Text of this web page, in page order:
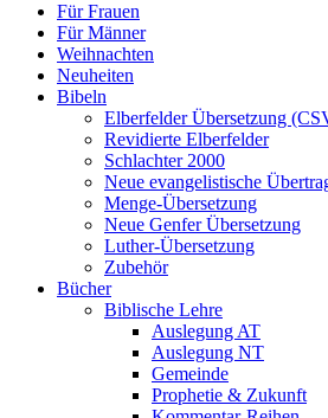
Für Frauen
Für Männer
Weihnachten
Neuheiten
Bibeln
Elberfelder Übersetzung
Revidierte Elberfelder
Schlachter 2000
Neue evangelistische
Menge-Übersetzung
Neue Genfer Übersetzung
Luther-Übersetzung
Zubehör
Bücher
Biblische Lehre
Auslegung AT
Auslegung NT
Gemeinde
Prophetie & Zukunft